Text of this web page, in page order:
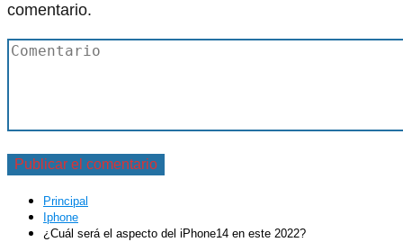
comentario.
Principal
Iphone
¿Cuál será el aspecto del iPhone14 en este 2022?